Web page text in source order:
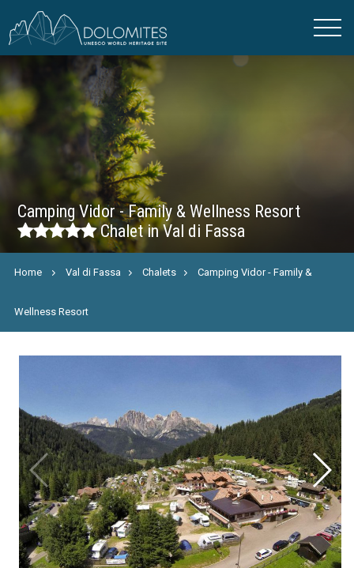
Camping Vidor - Family & Wellness Resort
Chalet in Val di Fassa
Home Val di Fassa Chalets Camping Vidor - Family &
Wellness Resort